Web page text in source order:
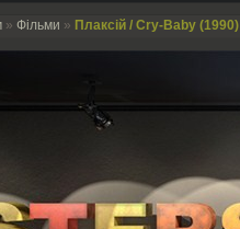
» Фільми » Плаксій / Cry-Baby (1990)